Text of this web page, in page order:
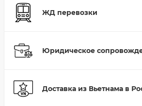
ЖД перевозки
Юридическое
Доставка из Вьетнама в